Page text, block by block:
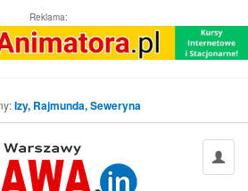
Reklama:
Izy, Rajmunda, Seweryna